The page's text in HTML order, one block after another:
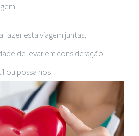
fazer esta viagem juntas,
de levar em consideração
ou possa nos